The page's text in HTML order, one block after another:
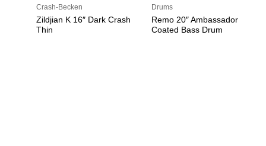
Crash-Becken
Zildjian K 16″ Dark Crash
Thin
Drums
Remo 20″ Ambassador
Coated Bass Drum